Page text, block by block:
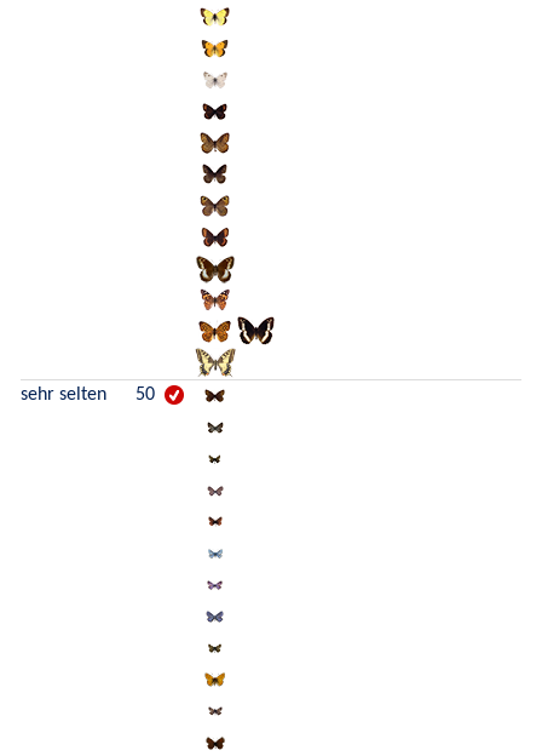
sehr selten 50